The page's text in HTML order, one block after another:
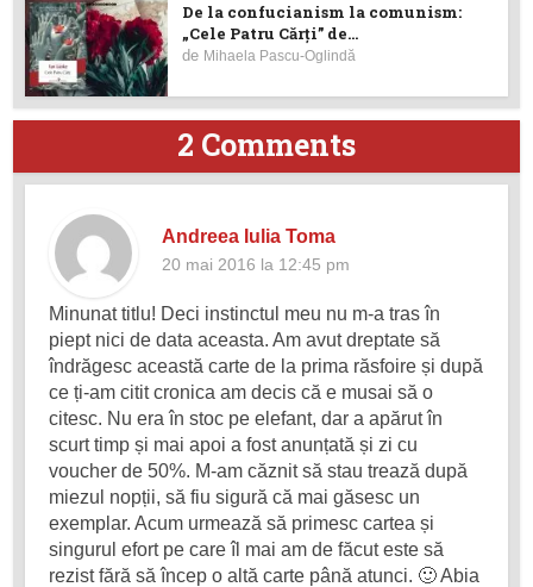
De la confucianism la comunism:
„Cele Patru Cărți” de...
de Mihaela Pascu-Oglindă
2 Comments
Andreea Iulia Toma
20 mai 2016 la 12:45 pm
Minunat titlu! Deci instinctul meu nu m-a tras în
piept nici de data aceasta. Am avut dreptate să
îndrăgesc această carte de la prima răsfoire și după
ce ți-am citit cronica am decis că e musai să o
citesc. Nu era în stoc pe elefant, dar a apărut în
scurt timp și mai apoi a fost anunțată și zi cu
voucher de 50%. M-am căznit să stau trează după
miezul nopții, să fiu sigură că mai găsesc un
exemplar. Acum urmează să primesc cartea și
singurul efort pe care îl mai am de făcut este să
rezist fără să încep o altă carte până atunci. 🙂 Abia